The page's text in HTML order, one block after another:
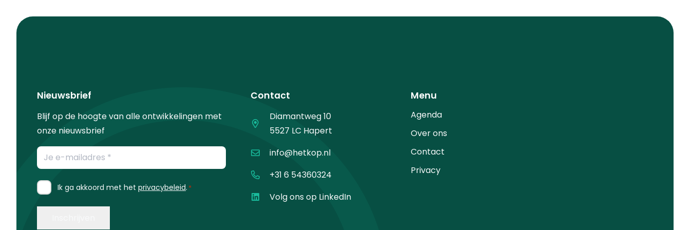
Nieuwsbrief
Blijf op de hoogte van alle ontwikkelingen met
onze nieuwsbrief
E-
mailadres
*
Instemming
Ik ga akkoord met het privacybeleid. *
Contact
Diamantweg 10
5527 LC Hapert
info@hetkop.nl
+31 6 54360324
Volg ons op LinkedIn
Menu
Agenda
Over ons
Contact
Privacy